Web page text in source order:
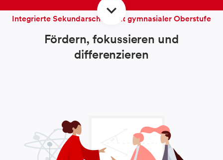
keyboard_arrow_down
Integrierte Sekundarschule mit gymnasialer Oberstufe
Fördern, fokussieren und
differenzieren